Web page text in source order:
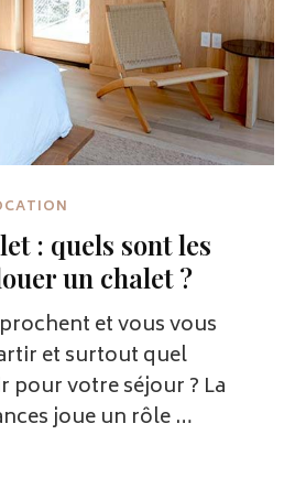
: quels sont les
un chalet ?
et vous vous
et surtout quel
pour votre séjour ? La
joue un rôle …